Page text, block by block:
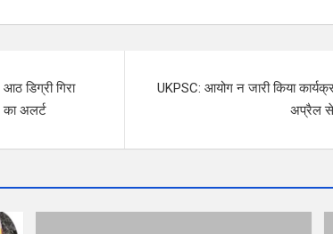
डिग्री गिरा
का अलर्ट
UKPSC: आयोग न जारी किया
अप्रैल